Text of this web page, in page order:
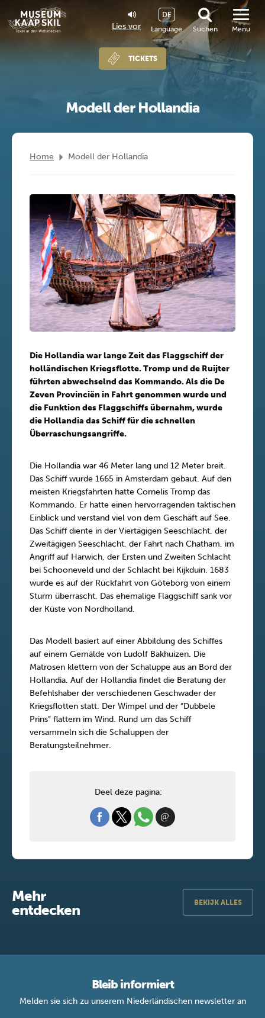
Lies vor Language
DE
Suchen
TICKETS
Menu
Modell der Hollandia
Home Modell der Hollandia
Die Hollandia war lange Zeit das Flaggschiff der
holländischen Kriegsflotte. Tromp und de Ruijter
führten abwechselnd das Kommando. Als die De
Zeven Provinciën in Fahrt genommen wurde und
die Funktion des Flaggschiffs übernahm, wurde
die Hollandia das Schiff für die schnellen
Überraschungsangriffe.
Die Hollandia war 46 Meter lang und 12 Meter breit.
Das Schiff wurde 1665 in Amsterdam gebaut. Auf den
meisten Kriegsfahrten hatte Cornelis Tromp das
Kommando. Er hatte einen hervorragenden taktischen
Einblick und verstand viel von dem Geschäft auf See.
Das Schiff diente in der Viertägigen Seeschlacht, der
Zweitägigen Seeschlacht, der Fahrt nach Chatham, im
Angriff auf Harwich, der Ersten und Zweiten Schlacht
bei Schooneveld und der Schlacht bei Kijkduin. 1683
wurde es auf der Rückfahrt von Göteborg von einem
Sturm überrascht. Das ehemalige Flaggschiff sank vor
der Küste von Nordholland.
Das Modell basiert auf einer Abbildung des Schiffes
auf einem Gemälde von Ludolf Bakhuizen. Die
Matrosen klettern von der Schaluppe aus an Bord der
Hollandia. Auf der Hollandia findet die Beratung der
Befehlshaber der verschiedenen Geschwader der
Kriegsflotten statt. Der Wimpel und der “Dubbele
Prins” flattern im Wind. Rund um das Schiff
versammeln sich die Schaluppen der
Beratungsteilnehmer.
Deel deze pagina:
Mehr
entdecken
BEKIJK ALLES
Bleib informiert
Melden sie sich zu unserem Niederländischen newsletter an